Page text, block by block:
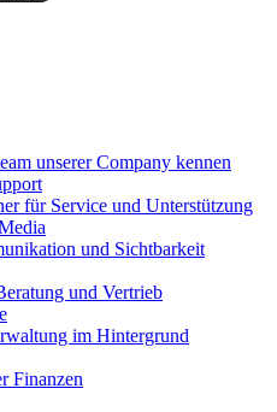
unserer Company kennen
für Service und Unterstützung
und Sichtbarkeit
und Vertrieb
im Hintergrund
Finanzen